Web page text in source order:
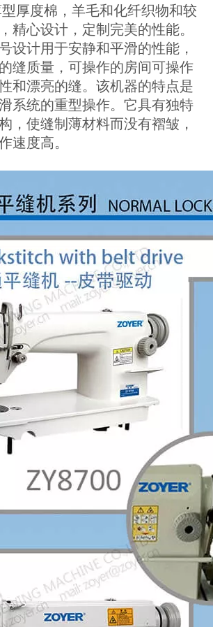
厚度棉，羊毛和化纤织物和较
精心设计，定制完美的性能。
设计用于安静和平滑的性能，
缝质量，可操作的房间可操作
和漂亮的缝。该机器的特点是
系统的重型操作。它具有独特
，使缝制薄材料而没有褶皱，
速度高。